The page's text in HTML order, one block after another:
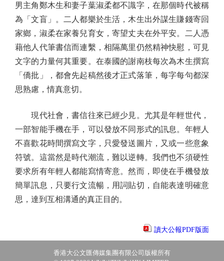
男主角鄭木生和妻子葉淑柔都不識字，在那個時代被稱
為「文盲」。二人都樂於生活，木生出外謀生賺錢寄回
家鄉，淑柔在家養兒育女，寄望丈夫在外平安。二人憑
藉他人代筆書信而連繫，相隔萬里仍然精神快慰，可見
文字的力量何其重要。在泰國的謝南枝每次為木生撰寫
「僑批」，都會先起稿然後才正式落筆，每字每句都深
思熟慮，情真意切。
現代社會，書信往來已經少見。尤其是年輕世代，
一部智能手機在手，可以發放不同形式的訊息。年輕人
不喜歡花時間撰寫文字，只愛發送圖片，又或一些意象
符號。這當然是時代潮流，難以逆轉。我們也不須硬性
要求所有年輕人都能寫情寄意。然而，即使在手機發放
簡單訊息，只要行文流暢，用詞貼切，自能表達明確意
思，達到互相溝通的真正目的。
讀大公報PDF版面
香港大公文匯傳媒集團有限公司版權所有